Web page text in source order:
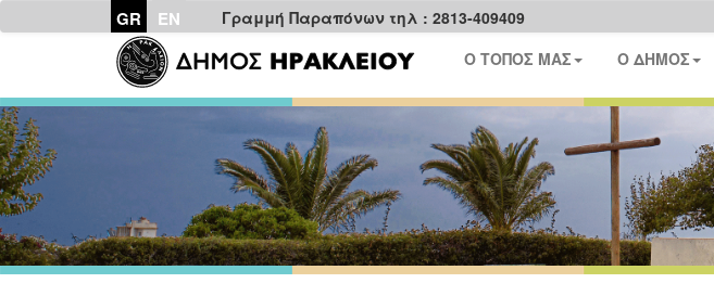
GR EN Γραμμή Παραπόνων τηλ : 2813-409409
Ο ΤΟΠΟΣ ΜΑΣ Ο ΔΗΜΟΣ